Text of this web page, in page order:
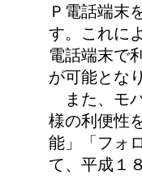
Ｐ電話端末
す。これに
電話端末で
が可能とな
また、モ
様の利便性
能」「フォ
て、平成１